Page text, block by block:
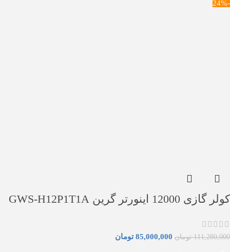
-24%
کولر گازی 12000 اینورتر گرین GWS-H12P1T1A
111,280,000 تومان 85,000,000 تومان